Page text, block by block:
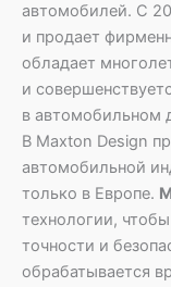
автомобилей. С
и продает
обладает
и
в автомобильном
В Maxton Design
автомобильной
только в Европе.
технологии,
точности и
обрабатывается